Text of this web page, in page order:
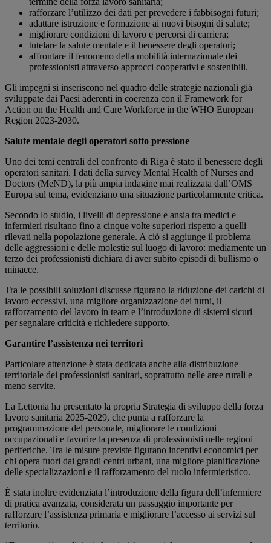
rafforzare l’utilizzo dei dati per prevedere i fabbisogni futuri;
adattare istruzione e formazione ai nuovi bisogni di salute;
migliorare condizioni di lavoro e percorsi di carriera;
tutelare la salute mentale e il benessere degli operatori;
affrontare il fenomeno della mobilità internazionale dei
professionisti attraverso approcci cooperativi e sostenibili.
Gli impegni si inseriscono nel quadro delle strategie nazionali già
sviluppate dai Paesi aderenti in coerenza con il Framework for
Action on the Health and Care Workforce in the WHO European
Region 2023-2030.
Salute mentale degli operatori sotto pressione
Uno dei temi centrali del confronto di Riga è stato il benessere degli
operatori sanitari. I dati della survey Mental Health of Nurses and
Doctors (MeND), la più ampia indagine mai realizzata dall’OMS
Europa sul tema, evidenziano una situazione particolarmente critica.
Secondo lo studio, i livelli di depressione e ansia tra medici e
infermieri risultano fino a cinque volte superiori rispetto a quelli
rilevati nella popolazione generale. A ciò si aggiunge il problema
delle aggressioni e delle molestie sul luogo di lavoro: mediamente un
terzo dei professionisti dichiara di aver subito episodi di bullismo o
minacce.
Tra le possibili soluzioni discusse figurano la riduzione dei carichi di
lavoro eccessivi, una migliore organizzazione dei turni, il
rafforzamento del lavoro in team e l’introduzione di sistemi sicuri
per segnalare criticità e richiedere supporto.
Garantire l’assistenza nei territori
Particolare attenzione è stata dedicata anche alla distribuzione
territoriale dei professionisti sanitari, soprattutto nelle aree rurali e
meno servite.
La Lettonia ha presentato la propria Strategia di sviluppo della forza
lavoro sanitaria 2025-2029, che punta a rafforzare la
programmazione del personale, migliorare le condizioni
occupazionali e favorire la presenza di professionisti nelle regioni
periferiche. Tra le misure previste figurano incentivi economici per
chi opera fuori dai grandi centri urbani, una migliore pianificazione
delle specializzazioni e il rafforzamento del ruolo infermieristico.
È stata inoltre evidenziata l’introduzione della figura dell’infermiere
di pratica avanzata, considerata un passaggio importante per
rafforzare l’assistenza primaria e migliorare l’accesso ai servizi sul
territorio.